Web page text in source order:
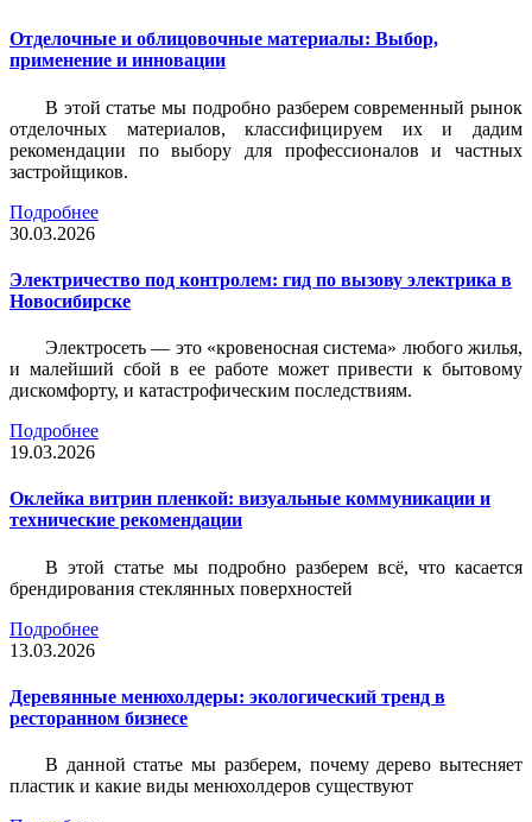
Отделочные и облицовочные материалы: Выбор,
применение и инновации
В этой статье мы подробно разберем современный рынок
отделочных материалов, классифицируем их и дадим
рекомендации по выбору для профессионалов и частных
застройщиков.
Подробнее
30.03.2026
Электричество под контролем: гид по вызову электрика в
Новосибирске
Электросеть — это «кровеносная система» любого жилья,
и малейший сбой в ее работе может привести к бытовому
дискомфорту, и катастрофическим последствиям.
Подробнее
19.03.2026
Оклейка витрин пленкой: визуальные коммуникации и
технические рекомендации
В этой статье мы подробно разберем всё, что касается
брендирования стеклянных поверхностей
Подробнее
13.03.2026
Деревянные менюхолдеры: экологический тренд в
ресторанном бизнесе
В данной статье мы разберем, почему дерево вытесняет
пластик и какие виды менюхолдеров существуют